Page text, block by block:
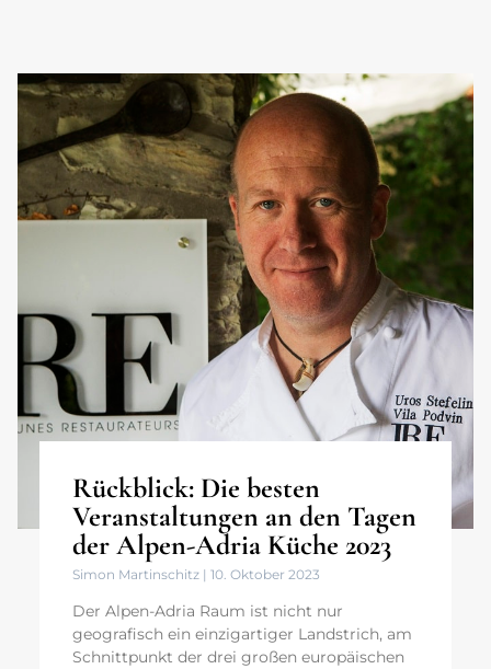
Rückblick: Die besten
Veranstaltungen an den Tagen
der Alpen-Adria Küche 2023
Simon Martinschitz 10. Oktober 2023
Der Alpen-Adria Raum ist nicht nur
geografisch ein einzigartiger Landstrich, am
Schnittpunkt der drei großen europäischen